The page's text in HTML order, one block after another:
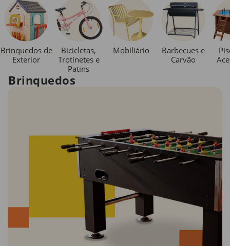
Brinquedos de
Exterior
Bicicletas,
Trotinetes e
Patins
Mobiliário
Barbecues e
Carvão
Brinquedos